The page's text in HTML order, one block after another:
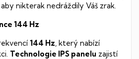
nikterak nedráždily Váš zrak.
144 Hz
144 Hz , který nabízí
Technologie IPS panelu zajistí